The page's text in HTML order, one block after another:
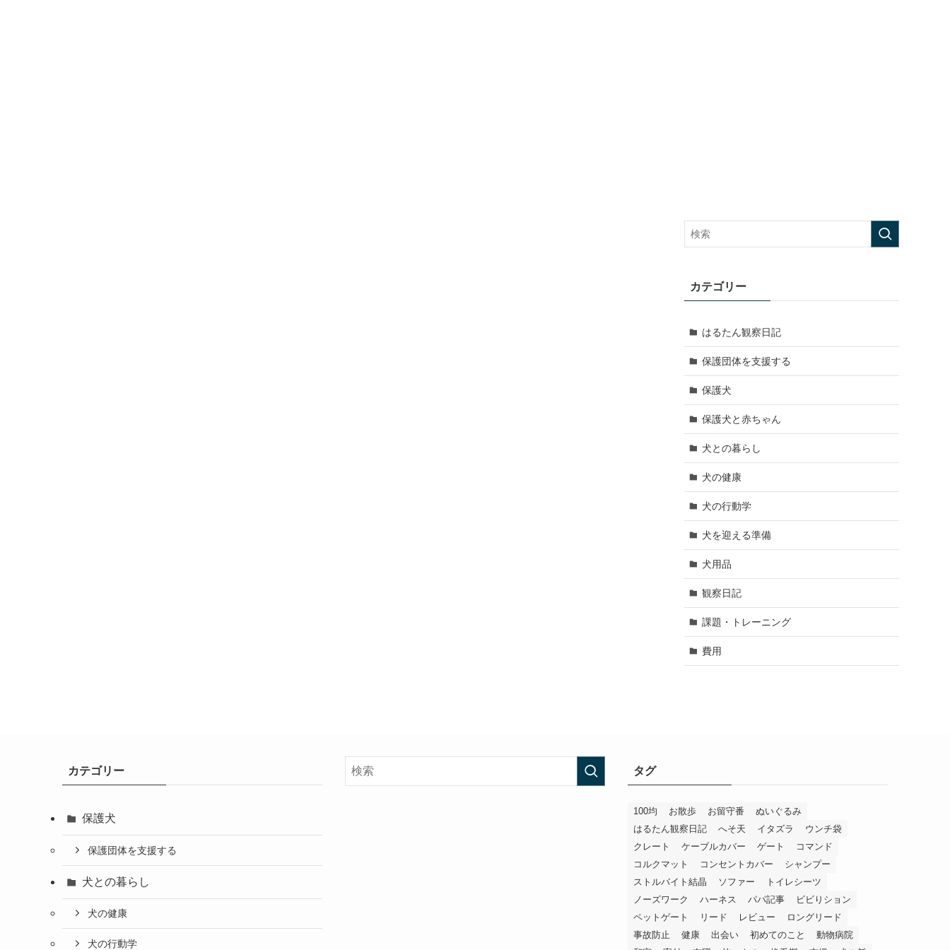
カテゴリー
はるたん観察日記
保護団体を支援する
保護犬
保護犬と赤ちゃん
犬との暮らし
犬の健康
犬の行動学
犬を迎える準備
犬用品
観察日記
課題・トレーニング
費用
カテゴリー
保護犬
保護団体を支援する
犬との暮らし
犬の健康
犬の行動学
タグ
100均 お散歩 お留守番
ぬいぐるみ
はるたん観察日記
へそ天 イタズラ
ウンチ袋
クレート
ケーブルカバー ゲート
コマンド
コルクマット
コンセントカバー
シャンプー
ストルバイト結晶
ソファー
トイレシーツ
ノーズワーク
ハーネス パパ記事
ビビりション
ペットゲート
リード レビュー
ロングリード
事故防止
健康 出会い 初めてのこと
動物病院